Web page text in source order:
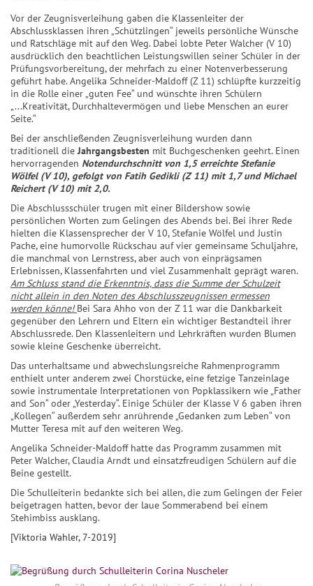
Vor der Zeugnisverleihung gaben die Klassenleiter der
Abschlussklassen ihren „Schützlingen“ jeweils persönliche Wünsche
und Ratschläge mit auf den Weg. Dabei lobte Peter Walcher (V 10)
ausdrücklich den beachtlichen Leistungswillen seiner Schüler in der
Prüfungsvorbereitung, der mehrfach zu einer Notenverbesserung
geführt habe. Angelika Schneider-Maldoff (Z 11) schlüpfte kurzzeitig
in die Rolle einer „guten Fee“ und wünschte ihren Schülern
„...Kreativität, Durchhaltevermögen und liebe Menschen an eurer
Seite.“
Bei der anschließenden Zeugnisverleihung wurden dann
traditionell die Jahrgangsbesten mit Buchgeschenken geehrt. Einen
hervorragenden Notendurchschnitt von 1,5 erreichte Stefanie
Wölfel (V 10), gefolgt von Fatih Gedikli (Z 11) mit 1,7 und Michael
Reichert (V 10) mit 2,0.
Die Abschlussschüler trugen mit einer Bildershow sowie
persönlichen Worten zum Gelingen des Abends bei. Bei ihrer Rede
hielten die Klassensprecher der V 10, Stefanie Wölfel und Justin
Pache, eine humorvolle Rückschau auf vier gemeinsame Schuljahre,
die manchmal von Lernstress, aber auch von einprägsamen
Erlebnissen, Klassenfahrten und viel Zusammenhalt geprägt waren.
Am Schluss stand die Erkenntnis, dass die Summe der Schulzeit
nicht allein in den Noten des Abschlusszeugnissen ermessen
werden könne!Bei Sara Ahho von der Z 11 war die Dankbarkeit
gegenüber den Lehrern und Eltern ein wichtiger Bestandteil ihrer
Abschlussrede. Den Klassenleitern und Lehrkräften wurden Blumen
sowie kleine Geschenke überreicht.
Das unterhaltsame und abwechslungsreiche Rahmenprogramm
enthielt unter anderem zwei Chorstücke, eine fetzige Tanzeinlage
sowie instrumentale Interpretationen von Popklassikern wie „Father
and Son“ oder „Yesterday“. Einige Schüler der Klasse V 6 gaben ihren
„Kollegen“ außerdem sehr anrührende „Gedanken zum Leben“ von
Mutter Teresa mit auf den weiteren Weg.
Angelika Schneider-Maldoff hatte das Programm zusammen mit
Peter Walcher, Claudia Arndt und einsatzfreudigen Schülern auf die
Beine gestellt.
Die Schulleiterin bedankte sich bei allen, die zum Gelingen der Feier
beigetragen hatten, bevor der laue Sommerabend bei einem
Stehimbiss ausklang.
[Viktoria Wahler, 7-2019]